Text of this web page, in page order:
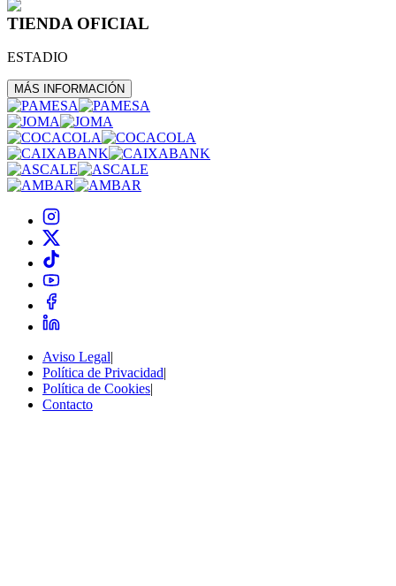
TIENDA OFICIAL
ESTADIO
MÁS INFORMACIÓN
Aviso Legal|
Política de Privacidad|
Política de Cookies|
Contacto